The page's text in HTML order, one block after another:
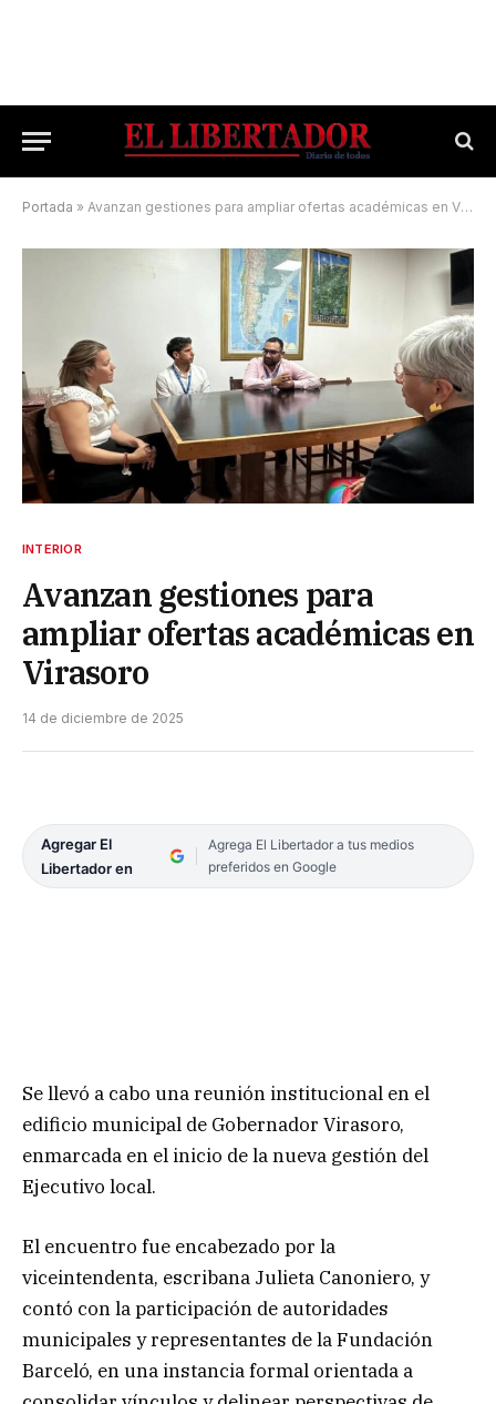
Portada » Avanzan gestiones para ampliar ofertas académicas en Virasoro
INTERIOR
Avanzan gestiones para
ampliar ofertas académicas en
Virasoro
14 de diciembre de 2025
Agregar El
Libertador en
Agrega El Libertador a tus medios
preferidos en Google
Se llevó a cabo una reunión institucional en el
edificio municipal de Gobernador Virasoro,
enmarcada en el inicio de la nueva gestión del
Ejecutivo local.
El encuentro fue encabezado por la
viceintendenta, escribana Julieta Canoniero, y
contó con la participación de autoridades
municipales y representantes de la Fundación
Barceló, en una instancia formal orientada a